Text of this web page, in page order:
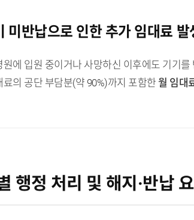
미반납으로 인한 추가 임대료 발
원에 입원 중이거나 사망하신 이후에도 기기
료의 공단 부담분(약 90%)까지 포함한 월 임대
행정 처리 및 해지·반납